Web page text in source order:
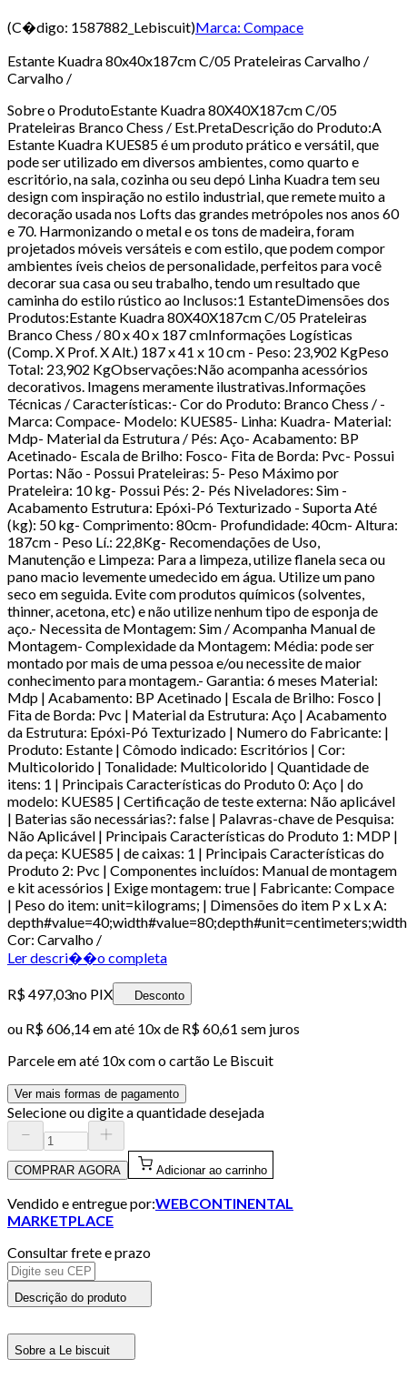
(C�digo: 1587882_Lebiscuit)Marca: Compace
Estante Kuadra 80x40x187cm C/05 Prateleiras Carvalho /
Carvalho /
Sobre o ProdutoEstante Kuadra 80X40X187cm C/05
Prateleiras Branco Chess / Est.PretaDescrição do Produto:A
Estante Kuadra KUES85 é um produto prático e versátil, que
pode ser utilizado em diversos ambientes, como quarto e
escritório, na sala, cozinha ou seu depó Linha Kuadra tem seu
design com inspiração no estilo industrial, que remete muito a
decoração usada nos Lofts das grandes metrópoles nos anos 60
e 70. Harmonizando o metal e os tons de madeira, foram
projetados móveis versáteis e com estilo, que podem compor
ambientes íveis cheios de personalidade, perfeitos para você
decorar sua casa ou seu trabalho, tendo um resultado que
caminha do estilo rústico ao Inclusos:1 EstanteDimensões dos
Produtos:Estante Kuadra 80X40X187cm C/05 Prateleiras
Branco Chess / 80 x 40 x 187 cmInformações Logísticas
(Comp. X Prof. X Alt.) 187 x 41 x 10 cm - Peso: 23,902 KgPeso
Total: 23,902 KgObservações:Não acompanha acessórios
decorativos. Imagens meramente ilustrativas.Informações
Técnicas / Características:- Cor do Produto: Branco Chess / -
Marca: Compace- Modelo: KUES85- Linha: Kuadra- Material:
Mdp- Material da Estrutura / Pés: Aço- Acabamento: BP
Acetinado- Escala de Brilho: Fosco- Fita de Borda: Pvc- Possui
Portas: Não - Possui Prateleiras: 5- Peso Máximo por
Prateleira: 10 kg- Possui Pés: 2- Pés Niveladores: Sim -
Acabamento Estrutura: Epóxi-Pó Texturizado - Suporta Até
(kg): 50 kg- Comprimento: 80cm- Profundidade: 40cm- Altura:
187cm - Peso Lí.: 22,8Kg- Recomendações de Uso,
Manutenção e Limpeza: Para a limpeza, utilize flanela seca ou
pano macio levemente umedecido em água. Utilize um pano
seco em seguida. Evite com produtos químicos (solventes,
thinner, acetona, etc) e não utilize nenhum tipo de esponja de
aço.- Necessita de Montagem: Sim / Acompanha Manual de
Montagem- Complexidade da Montagem: Média: pode ser
montado por mais de uma pessoa e/ou necessite de maior
conhecimento para montagem.- Garantia: 6 meses Material:
Mdp | Acabamento: BP Acetinado | Escala de Brilho: Fosco |
Fita de Borda: Pvc | Material da Estrutura: Aço | Acabamento
da Estrutura: Epóxi-Pó Texturizado | Numero do Fabricante: |
Produto: Estante | Cômodo indicado: Escritórios | Cor:
Multicolorido | Tonalidade: Multicolorido | Quantidade de
itens: 1 | Principais Características do Produto 0: Aço | do
modelo: KUES85 | Certificação de teste externa: Não aplicável
| Baterias são necessárias?: false | Palavras-chave de Pesquisa:
Não Aplicável | Principais Características do Produto 1: MDP |
da peça: KUES85 | de caixas: 1 | Principais Características do
Produto 2: Pvc | Componentes incluídos: Manual de montagem
e kit acessórios | Exige montagem: true | Fabricante: Compace
| Peso do item: unit=kilograms; | Dimensões do item P x L x A:
Cor: Carvalho /
Ler descri��o completa
R$ 497,03no PIX Desconto
ou R$ 606,14em até 10x de R$ 60,61 sem juros
Parcele em até 10x com o cartão Le Biscuit
Ver mais formas de pagamento
Selecione ou digite a quantidade desejada
COMPRAR AGORA Adicionar ao carrinho
Vendido e entregue por:WEBCONTINENTAL
MARKETPLACE
Consultar frete e prazo
Descrição do produto
Sobre a Le biscuit